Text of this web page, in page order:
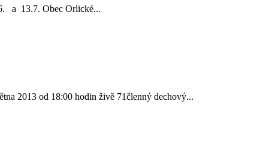
a 13.7. Obec Orlické...
2013 od 18:00 hodin živě 71členný dechový...